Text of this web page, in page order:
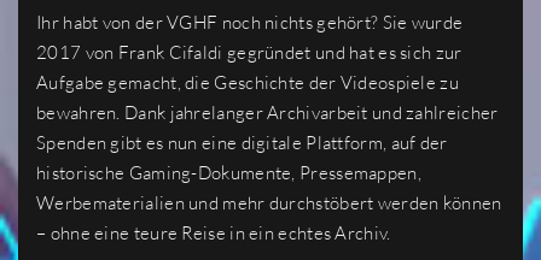
Ihr habt von der VGHF noch nichts gehört? Sie wurde
2017 von Frank Cifaldi gegründet und hat es sich zur
Aufgabe gemacht, die Geschichte der Videospiele zu
bewahren. Dank jahrelanger Archivarbeit und zahlreicher
Spenden gibt es nun eine digitale Plattform, auf der
historische Gaming-Dokumente, Pressemappen,
Werbematerialien und mehr durchstöbert werden können
– ohne eine teure Reise in ein echtes Archiv.